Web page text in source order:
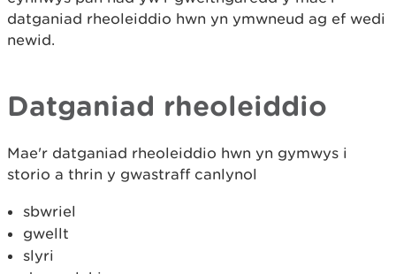
datganiad rheoleiddio hwn yn ymwneud ag ef wedi
newid.
Datganiad rheoleiddio
Mae'r datganiad rheoleiddio hwn yn gymwys i
storio a thrin y gwastraff canlynol
sbwriel
gwellt
slyri